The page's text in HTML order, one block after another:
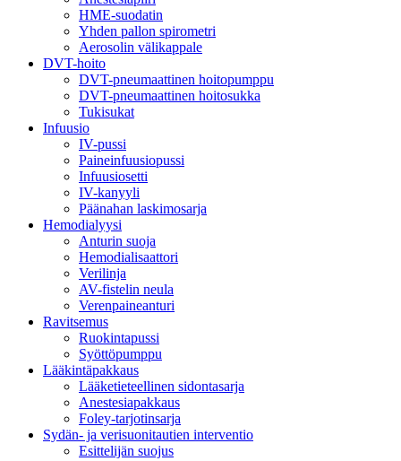
HME-suodatin
Yhden pallon spirometri
Aerosolin välikappale
DVT-hoito
DVT-pneumaattinen hoitopumppu
DVT-pneumaattinen hoitosukka
Tukisukat
Infuusio
IV-pussi
Paineinfuusiopussi
Infuusiosetti
IV-kanyyli
Päänahan laskimosarja
Hemodialyysi
Anturin suoja
Hemodialisaattori
Verilinja
AV-fistelin neula
Verenpaineanturi
Ravitsemus
Ruokintapussi
Syöttöpumppu
Lääkintäpakkaus
Lääketieteellinen sidontasarja
Anestesiapakkaus
Foley-tarjotinsarja
Sydän- ja verisuonitautien interventio
Esittelijän suojus